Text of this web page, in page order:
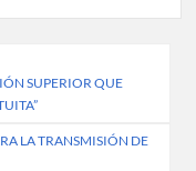
SUPERIOR QUE
LA TRANSMISIÓN DE